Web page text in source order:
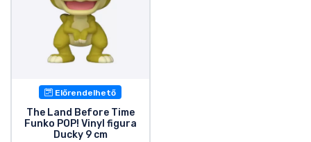
Előrendelhető
The Land Before Time
Funko POP! Vinyl figura
Ducky 9 cm